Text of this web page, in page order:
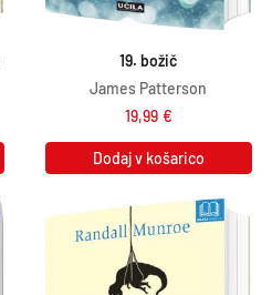
19. božič
James Patterson
19,99 €
Dodaj v košarico